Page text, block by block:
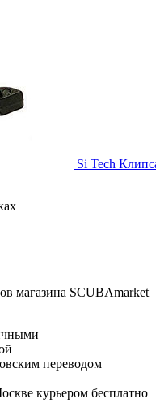
Si Tech
магазина SCUBAmarket
переводом
курьером бесплатно